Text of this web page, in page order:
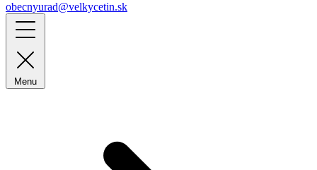
obecnyurad@velkycetin.sk
Menu